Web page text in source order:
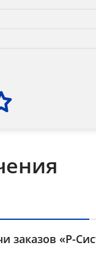
заказов «Р-